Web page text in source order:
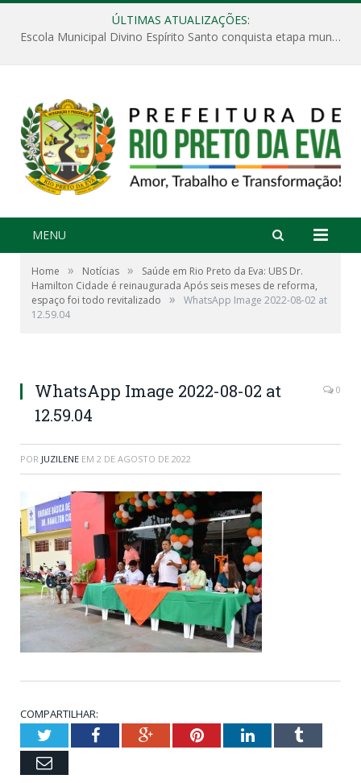
ÚLTIMAS ATUALIZAÇÕES:
Escola Municipal Divino Espírito Santo conquista etapa municipal da V Feira Amazonense de Matemática
MENU
Home » Notícias »
Saúde em Rio Preto da Eva: UBS Dr.
Hamilton Cidade é reinaugurada Após seis meses de reforma,
espaço foi todo revitalizado
»
WhatsApp Image 2022-08-02 at
12.59.04
WhatsApp Image 2022-08-02 at
12.59.04
0
POR JUZILENE EM 2 DE AGOSTO DE 2022
COMPARTILHAR:
TwitterFacebookGoogle+PinterestLinkedInTumblr
Email